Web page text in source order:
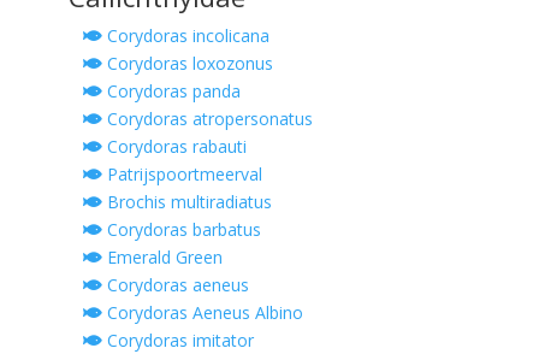
Corydoras incolicana
Corydoras loxozonus
Corydoras panda
Corydoras atropersonatus
Corydoras rabauti
Patrijspoortmeerval
Brochis multiradiatus
Corydoras barbatus
Emerald Green
Corydoras aeneus
Corydoras Aeneus Albino
Corydoras imitator